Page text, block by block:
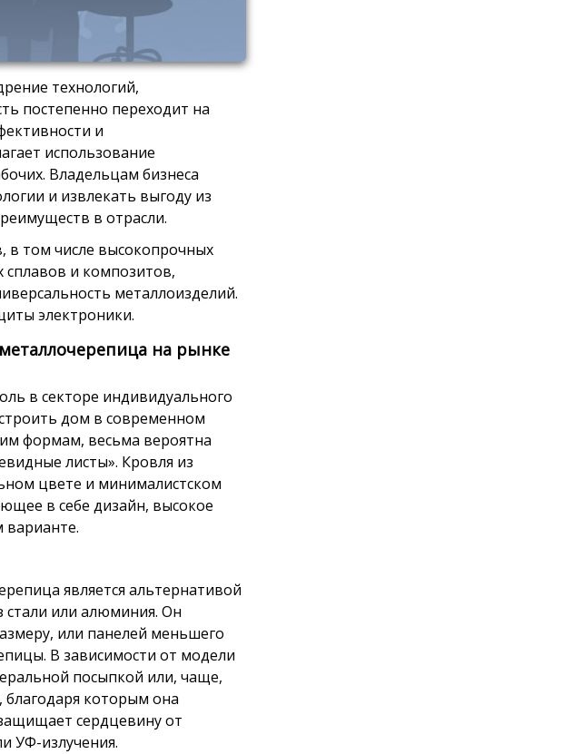
технологий,
постепенно переходит на
и
использование
Владельцам бизнеса
и извлекать выгоду из
в отрасли.
в том числе высокопрочных
и композитов,
металлоизделий.
электроники.
на рынке
в секторе индивидуального
дом в современном
формам, весьма вероятна
листы». Кровля из
цвете и минималистском
в себе дизайн, высокое
варианте.
является альтернативой
стали или алюминия. Он
или панелей меньшего
В зависимости от модели
посыпкой или, чаще,
которым она
сердцевину от
УФ-излучения.